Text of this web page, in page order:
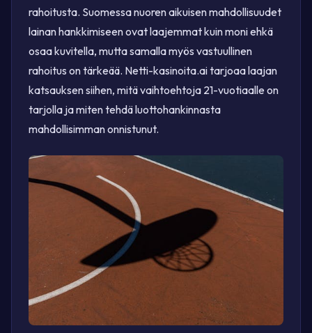
rahoitusta. Suomessa nuoren aikuisen mahdollisuudet
lainan hankkimiseen ovat laajemmat kuin moni ehkä
osaa kuvitella, mutta samalla myös vastuullinen
rahoitus on tärkeää. Netti-kasinoita.ai tarjoaa laajan
katsauksen siihen, mitä vaihtoehtoja 21-vuotiaalle on
tarjolla ja miten tehdä luottohankinnasta
mahdollisimman onnistunut.